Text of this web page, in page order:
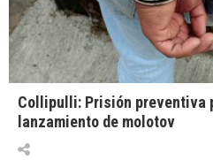
Collipulli: Prisión preventiva
lanzamiento de molotov